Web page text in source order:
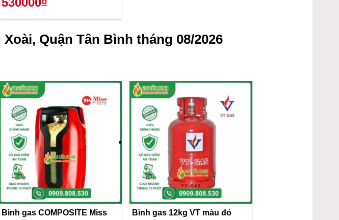
Quận Tân Bình tháng 08/2026
Bình gas COMPOSITE Miss
Bình gas 12kg VT màu đỏ